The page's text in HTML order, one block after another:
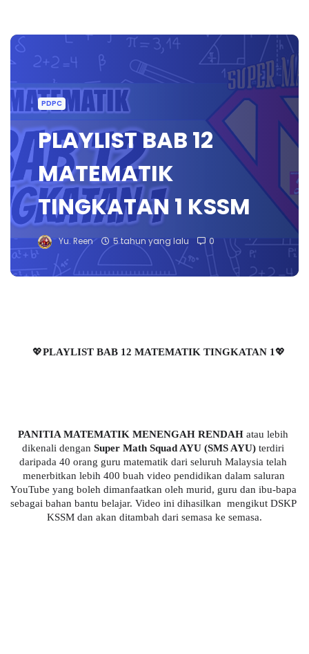
PDPC
PLAYLIST BAB 12
MATEMATIK
TINGKATAN 1 KSSM
Yu. Reen 5 tahun yang lalu 0
💖PLAYLIST BAB 12 MATEMATIK TINGKATAN 1 💖
PANITIA MATEMATIK MENENGAH RENDAH atau lebih
dikenali dengan Super Math Squad AYU (SMS AYU) terdiri
daripada 40 orang guru matematik dari seluruh Malaysia telah
menerbitkan lebih 400 buah video pendidikan dalam saluran
YouTube yang boleh dimanfaatkan oleh murid, guru dan ibu-bapa
sebagai bahan bantu belajar. Video ini dihasilkan  mengikut DSKP
KSSM dan akan ditambah dari semasa ke semasa.